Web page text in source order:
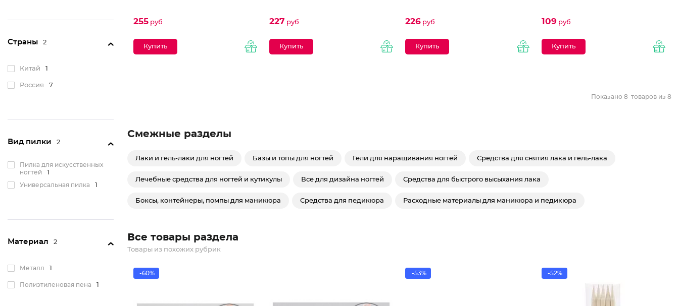
Страны 2
Китай 1
Россия 7
Вид пилки 2
Пилка для искусственных
ногтей
1
Универсальная пилка 1
Материал 2
Металл 1
Полиэтиленовая пена 1
255руб 227 руб 226 руб 109руб
Показано 8 товаров из 8
Смежные разделы
Лаки и гель-лаки для ногтей Базы и топы для ногтей Гели для наращивания ногтей Средства для снятия лака и гель-лака
Лечебные средства для ногтей и кутикулы Все для дизайна ногтей Средства для быстрого высыхания лака
Боксы, контейнеры, помпы для маникюра Средства для педикюра Расходные материалы для маникюра и педикюра
Все товары раздела
Товары из похожих рубрик
-60% -53% -52%